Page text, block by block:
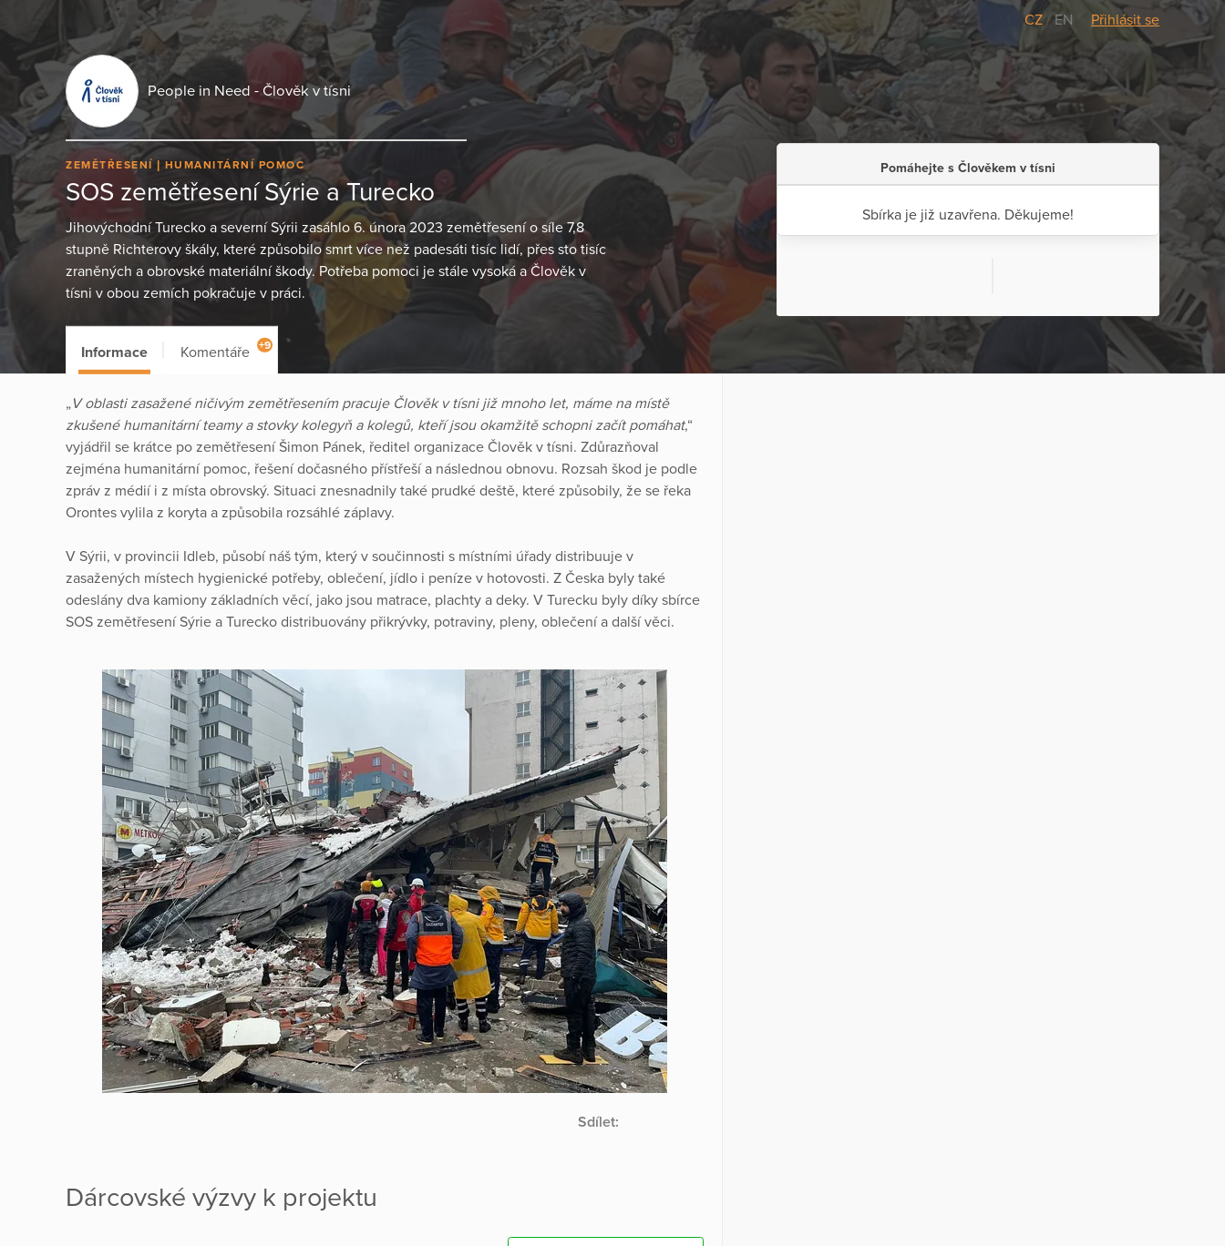
CZ /EN Přihlásit se
People in Need - Člověk v tísni
ZEMĚTŘESENÍ HUMANITÁRNÍ POMOC
SOS zemětřesení Sýrie a Turecko
Jihovýchodní Turecko a severní Sýrii zasáhlo 6. února 2023 zemětřesení o síle 7,8
stupně Richterovy škály, které způsobilo smrt více než padesáti tisíc lidí, přes sto tisíc
zraněných a obrovské materiální škody. Potřeba pomoci je stále vysoká a Člověk v
tísni v obou zemích pokračuje v práci.
Pomáhejte s Člověkem v tísni
Sbírka je již uzavřena. Děkujeme!
Informace Komentáře +9
„V oblasti zasažené ničivým zemětřesením pracuje Člověk v tísni již mnoho let, máme na místě
zkušené humanitární teamy a stovky kolegyň a kolegů, kteří jsou okamžitě schopni začít pomáhat,“
vyjádřil se krátce po zemětřesení Šimon Pánek, ředitel organizace Člověk v tísni. Zdůrazňoval
zejména humanitární pomoc, řešení dočasného přístřeší a následnou obnovu. Rozsah škod je podle
zpráv z médií i z místa obrovský. Situaci znesnadnily také prudké deště, které způsobily, že se řeka
Orontes vylila z koryta a způsobila rozsáhlé záplavy.
V Sýrii, v provincii Idleb, působí náš tým, který v součinnosti s místními úřady distribuuje v
zasažených místech hygienické potřeby, oblečení, jídlo i peníze v hotovosti. Z Česka byly také
odeslány dva kamiony základních věcí, jako jsou matrace, plachty a deky. V Turecku byly díky sbírce
SOS zemětřesení Sýrie a Turecko distribuovány přikrývky, potraviny, pleny, oblečení a další věci.
Sdílet:
Dárcovské výzvy k projektu